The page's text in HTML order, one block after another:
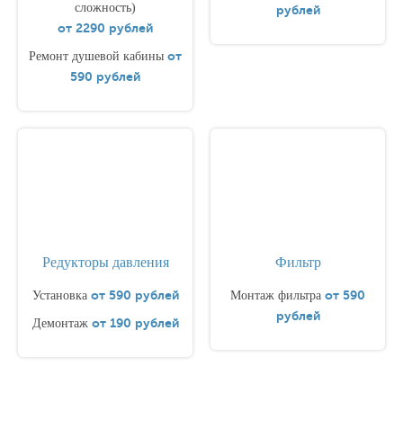
сложность)
от 2290 рублей
Ремонт душевой кабины от
590 рублей
рублей
Редукторы давления
Установка от 590 рублей
Демонтаж от 190 рублей
Фильтр
Монтаж фильтра от 590
рублей